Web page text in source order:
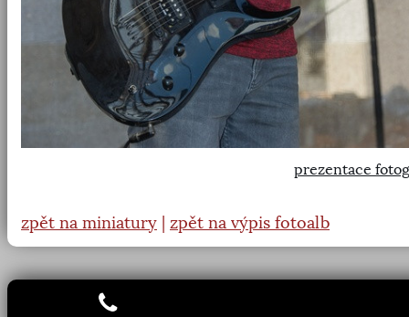
prezentace
zpět na miniatury zpět na výpis fotoalb